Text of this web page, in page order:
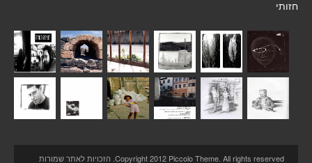
חזותי
Copyright 2012 Piccolo Theme. All rights reserved. הזכויות לאתר שמורות